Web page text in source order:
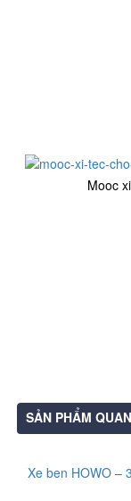
Mooc
SẢN PHẨM
Xe ben HOWO –